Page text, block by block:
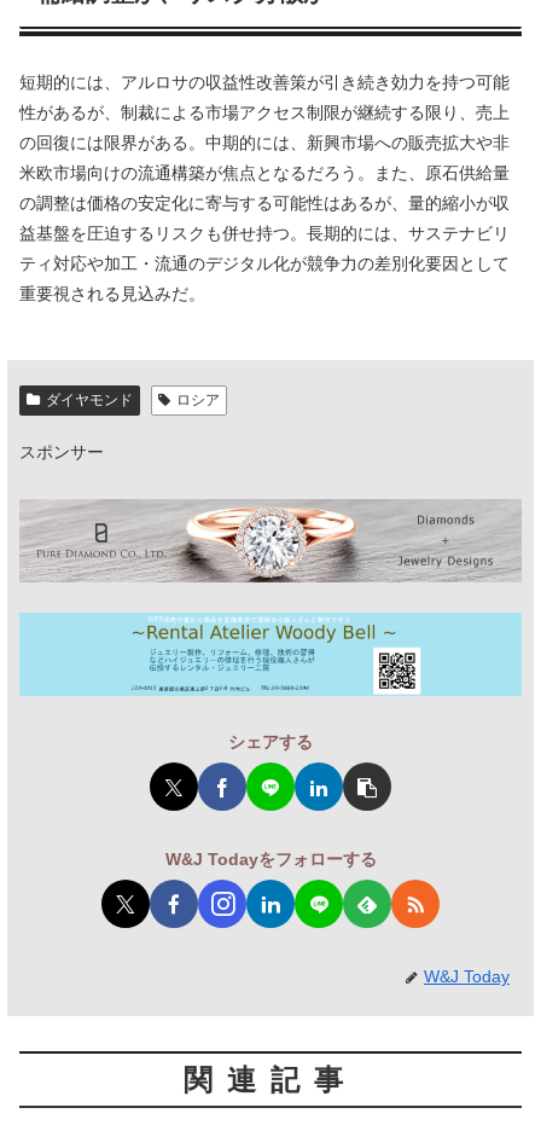
短期的には、アルロサの収益性改善策が引き続き効力を持つ可能
性があるが、制裁による市場アクセス制限が継続する限り、売上
の回復には限界がある。中期的には、新興市場への販売拡大や非
米欧市場向けの流通構築が焦点となるだろう。また、原石供給量
の調整は価格の安定化に寄与する可能性はあるが、量的縮小が収
益基盤を圧迫するリスクも併せ持つ。長期的には、サステナビリ
ティ対応や加工・流通のデジタル化が競争力の差別化要因として
重要視される見込みだ。
ダイヤモンド ロシア
スポンサー
シェアする
W&J Todayをフォローする
W&J Today
関連記事